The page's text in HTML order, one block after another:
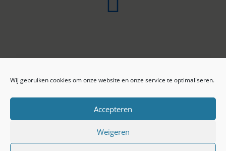
Wij gebruiken cookies om onze website en onze service te optimaliseren.
Accepteren
Weigeren
ONLINE ARCHIEF
Privacy beleid